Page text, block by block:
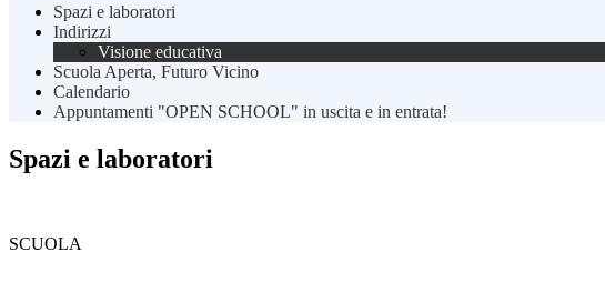
Spazi e laboratori
Indirizzi
Visione educativa
Scuola Aperta, Futuro Vicino
Calendario
Appuntamenti "OPEN SCHOOL" in uscita e in entrata!
Spazi e laboratori
SCUOLA